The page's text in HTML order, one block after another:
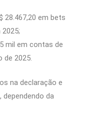
28.467,20 em bets
mil em contas de
de 2025.
na declaração e
da